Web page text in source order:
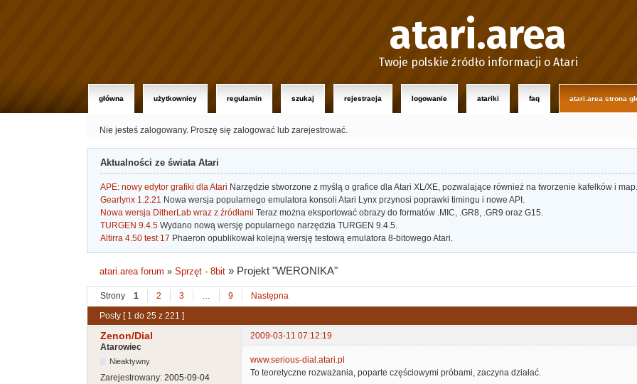
atari.area
Twoje polskie źródło informacji o Atari
główna użytkownicy regulamin szukaj rejestracja logowanie atariki faq atari.area strona
Nie jesteś zalogowany. Proszę się zalogować lub zarejestrować.
Aktualności ze świata Atari
APE: nowy edytor grafiki dla Atari Narzędzie stworzone z myślą o grafice dla Atari XL/XE, pozwalające również na tworzenie kafelków i map.
Gearlynx 1.2.21 Nowa wersja popularnego emulatora konsoli Atari Lynx przynosi poprawki timingu i nowe API.
Nowa wersja DitherLab wraz z źródłami Teraz można eksportować obrazy do formatów .MIC, .GR8, .GR9 oraz G15.
TURGEN 9.4.5 Wydano nową wersję popularnego narzędzia TURGEN 9.4.5.
Altirra 4.50 test 17 Phaeron opublikował kolejną wersję testową emulatora 8-bitowego Atari.
atari.area forum »Sprzęt - 8bit » Projekt "WERONIKA"
Strony 1 2 3 … 9
Następna
Posty [ 1 do 25 z 221 ]
Zenon/Dial
2009-03-11 07:12:19
Atarowiec
Nieaktywny
Zarejestrowany: 2005-09-04
www.serious-dial.atari.pl
To teoretyczne rozważania, poparte częściowymi próbami, zaczyna działać.